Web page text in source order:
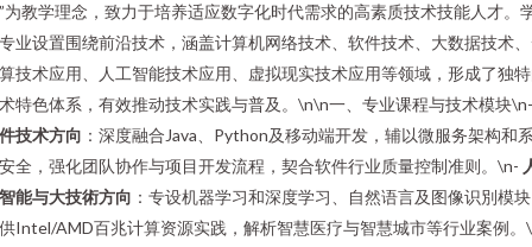
为教学理念，致力于培养适应数字化时代需求的高素质技术技能人才。
业设置围绕前沿技术，涵盖计算机网络技术、软件技术、大数据技术
技术应用、人工智能技术应用、虚拟现实技术应用等领域，形成了独
特色体系，有效推动技术实践与普及。\n\n一、专业课程与技术模块\n-
技术方向 ：深度融合Java、Python及移动端开发，辅以微服务架构和
全，强化团队协作与项目开发流程，契合软件行业质量控制准则。\n-
能与大技術方向 ：专设机器学习和深度学习、自然语言及图像识別模
Intel/AMD百兆计算资源实践，解析智慧医疗与智慧城市等行业案例。